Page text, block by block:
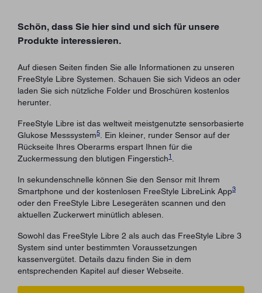
Schön, dass Sie hier sind und sich für unsere
Produkte interessieren.
Auf diesen Seiten finden Sie alle Informationen zu unseren
FreeStyle Libre Systemen. Schauen Sie sich Videos an oder
laden Sie sich nützliche Folder und Broschüren kostenlos
herunter.
FreeStyle Libre ist das weltweit meistgenutzte sensorbasierte
Glukose Messsystem5 . Ein kleiner, runder Sensor auf der
Rückseite Ihres Oberarms erspart Ihnen für die
Zuckermessung den blutigen Fingerstich1
In sekundenschnelle können Sie den Sensor mit Ihrem
Smartphone und der kostenlosen FreeStyle LibreLink App3
oder den FreeStyle Libre Lesegeräten scannen und den
aktuellen Zuckerwert minütlich ablesen.
Sowohl das FreeStyle Libre 2 als auch das FreeStyle Libre 3
System sind unter bestimmten Voraussetzungen
kassenvergütet. Details dazu finden Sie in dem
entsprechenden Kapitel auf dieser Webseite.